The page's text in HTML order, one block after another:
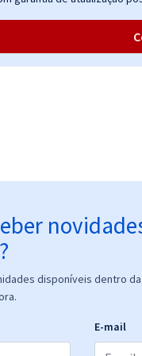
disponíveis dentro
E-mail